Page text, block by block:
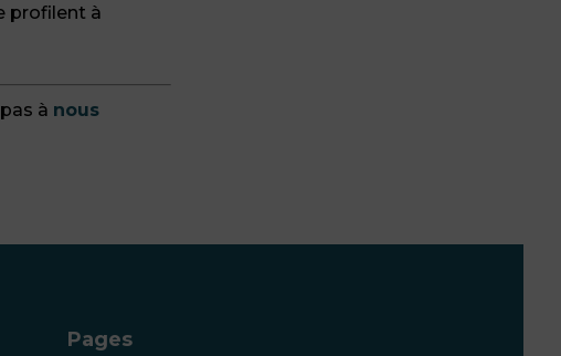
profilent à
à nous
Pages